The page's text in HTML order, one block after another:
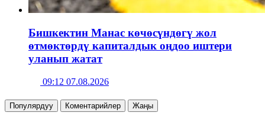
Бишкектин Манас көчөсүндөгү жол
өтмөктөрдү капиталдык оңдоо иштери
уланып жатат
09:12 07.08.2026
Популярдуу Коментарийлер Жаңы